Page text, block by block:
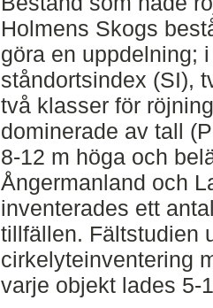
Holmens Skogs
göra en uppdelning;
ståndortsindex (SI),
två klasser för
dominerade av tall
8-12 m höga och
Ångermanland och
inventerades ett
tillfällen. Fältstudien
cirkelyteinventering
varje objekt lades 5-